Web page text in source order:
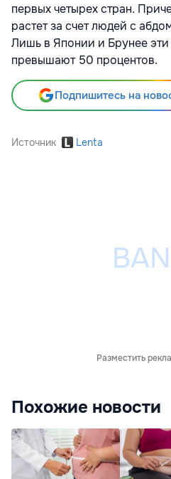
первых четырех стран.
растет за счет людей с
Лишь в Японии и Брунее эти
превышают 50 процентов.
Подпишитесь на
Источник Lenta
Разместить
Похожие новости